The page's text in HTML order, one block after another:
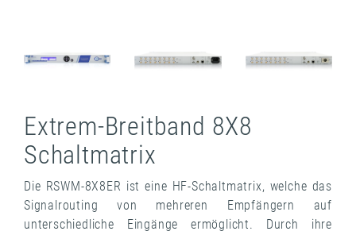
Extrem-Breitband 8X8
Schaltmatrix
Die RSWM-8X8ER ist eine HF-Schaltmatrix, welche das
Signalrouting von mehreren Empfängern auf
unterschiedliche Eingänge ermöglicht. Durch ihre